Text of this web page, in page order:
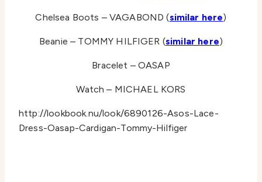
Chelsea Boots – VAGABOND (similar here)
Beanie – TOMMY HILFIGER (similar here)
Bracelet – OASAP
Watch – MICHAEL KORS
http://lookbook.nu/look/6890126-Asos-Lace-
Dress-Oasap-Cardigan-Tommy-Hilfiger